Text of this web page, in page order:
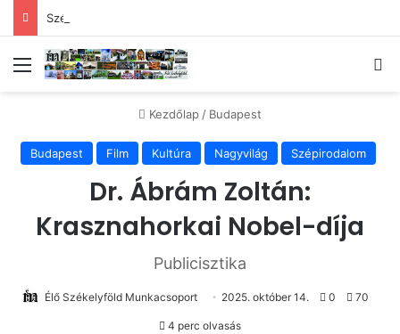
Székelyudvarhelyre érkezik a MAGYAR MENYASSZONY
Menü
Kezdőlap/ Budapest
Budapest Film Kultúra Nagyvilág Szépirodalom
Dr. Ábrám Zoltán:
Krasznahorkai Nobel-díja
Publicisztika
Élő Székelyföld Munkacsoport 2025. október 14. 0 70
4 perc olvasás